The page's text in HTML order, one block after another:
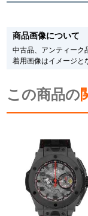
買取サロ
商品画像について
中古品、アンティーク
着用画像はイメージと
この商品の
メーカー保護シールの
また、メーカーにてマ
の仕様で販売させてい
尚、中古品、アンティ
ます。
の掲載を控えております
※当店では店頭販売も
間差で在庫切れになる
予めご了承くださいませ
また、ご来店にてご購
メールにてお問い合わ
※アンティーク品やユ
している場合がございま